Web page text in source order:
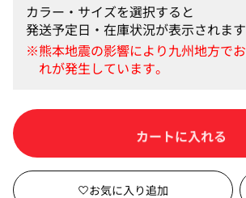
カラー・サイズを選択すると
発送予定日・在庫状況が表示されます
カートに入れる